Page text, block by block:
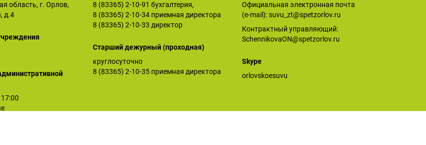
область, г. Орлов,
д.4
8 (83365) 2-10-91 бухгалтерия,
8 (83365) 2-10-34 приемная директора
8 (83365) 2-10-33 директор
Старший дежурный (проходная)
круглосуточно
8 (83365) 2-10-35 приемная директора
Официальная электронная почта
(е-mail):suvu_zt@spetzorlov.ru
Контрактный управляющий:
SchennikovaON@spetzorlov.ru
Skype
orlovskoesuvu